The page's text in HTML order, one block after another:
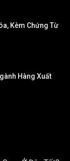
Kèm Chứng Từ
Hàng Xuất